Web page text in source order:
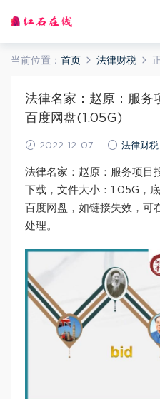
当前位置： 首页 法律财税
法律名家：赵原：服务
百度网盘(1.05G)
2022-12-07 法律财税
法律名家：赵原：服务项目
下载，文件大小：1.05G，
百度网盘，如链接失效，可
处理。